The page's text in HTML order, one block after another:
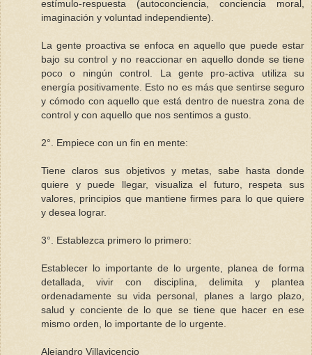
estímulo-respuesta (autoconciencia, conciencia moral,
imaginación y voluntad independiente).
La gente proactiva se enfoca en aquello que puede estar
bajo su control y no reaccionar en aquello donde se tiene
poco o ningún control. La gente pro-activa utiliza su
energía positivamente. Esto no es más que sentirse seguro
y cómodo con aquello que está dentro de nuestra zona de
control y con aquello que nos sentimos a gusto.
2°. Empiece con un fin en mente:
Tiene claros sus objetivos y metas, sabe hasta donde
quiere y puede llegar, visualiza el futuro, respeta sus
valores, principios que mantiene firmes para lo que quiere
y desea lograr.
3°. Establezca primero lo primero:
Establecer lo importante de lo urgente, planea de forma
detallada, vivir con disciplina, delimita y plantea
ordenadamente su vida personal, planes a largo plazo,
salud y conciente de lo que se tiene que hacer en ese
mismo orden, lo importante de lo urgente.
Alejandro Villavicencio